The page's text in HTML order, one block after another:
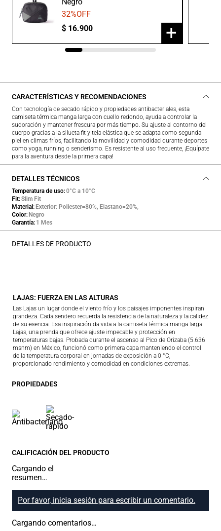
32%OFF
$ 16.900 +
CARACTERÍSTICAS Y RECOMENDACIONES
Con tecnología de secado rápido y propiedades antibacteriales, esta
camiseta térmica manga larga con cuello redondo, ayuda a controlar la
sudoración y mantener frescura por más tiempo. Su ajuste al contorno del
cuerpo gracias a la silueta fit y tela elástica que se adapta como segunda
piel en climas fríos, facilitando la movilidad y comodidad durante deportes
como yoga, running o senderismo. Es resistente al uso frecuente, ¡Equípate
para la aventura desde la primera capa!
DETALLES TÉCNICOS
Temperatura de uso 0°C a 10°C
Fit Slim Fit
Material
Exterior: Poliester=80%, Elastano=20%,
Color Negro
Garantía 1 Mes
DETALLES DE PRODUCTO
LAJAS: FUERZA EN LAS ALTURAS
Las Lajas un lugar donde el viento frío y los paisajes imponentes inspiran
grandeza. Cada sendero recuerda la resistencia de la naturaleza y la calidez
de su esencia. Esa inspiración da vida a la camiseta térmica manga larga
Lajas, una prenda que ofrece ajuste impecable y protección en
temperaturas bajas. Probada durante el ascenso al Pico de Orizaba (5.636
msnm) en México, funcionó como primera capa manteniendo el control
de la temperatura corporal en jornadas de exposición a 0 °C,
proporcionado rendimiento y comodidad en condiciones extremas.
PROPIEDADES
CALIFICACIÓN DEL PRODUCTO
Cargando el
resumen…
Por favor, inicia sesión para escribir un comentario.
Cargando comentarios…